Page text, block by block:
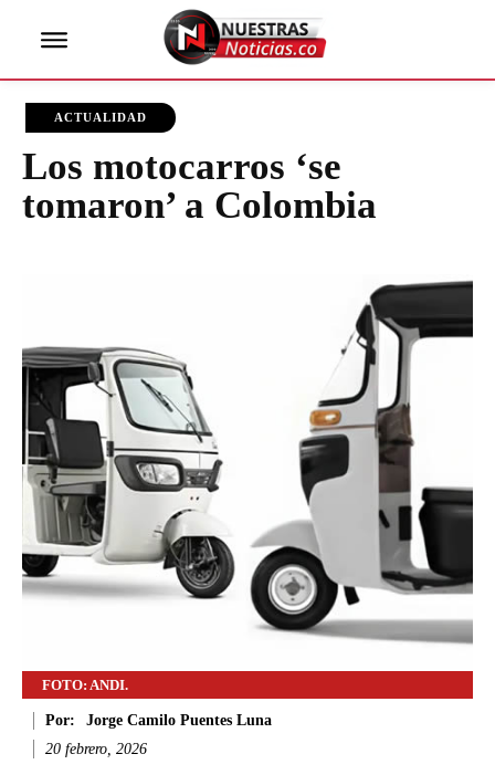
ACTUALIDAD
Los motocarros ‘se
tomaron’ a Colombia
FOTO: ANDI.
Por:
Jorge Camilo Puentes Luna
20 febrero, 2026